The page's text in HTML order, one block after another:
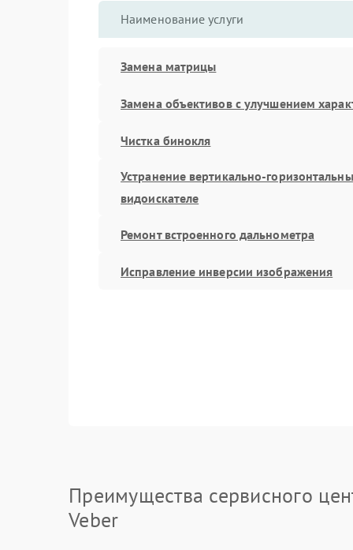
Наименование услуги
Замена матрицы
Замена объективов с улучшением
Чистка бинокля
Устранение вертикально-
видоискателе
Ремонт встроенного дальнометра
Исправление инверсии изображения
Преимущества сервисного
Veber